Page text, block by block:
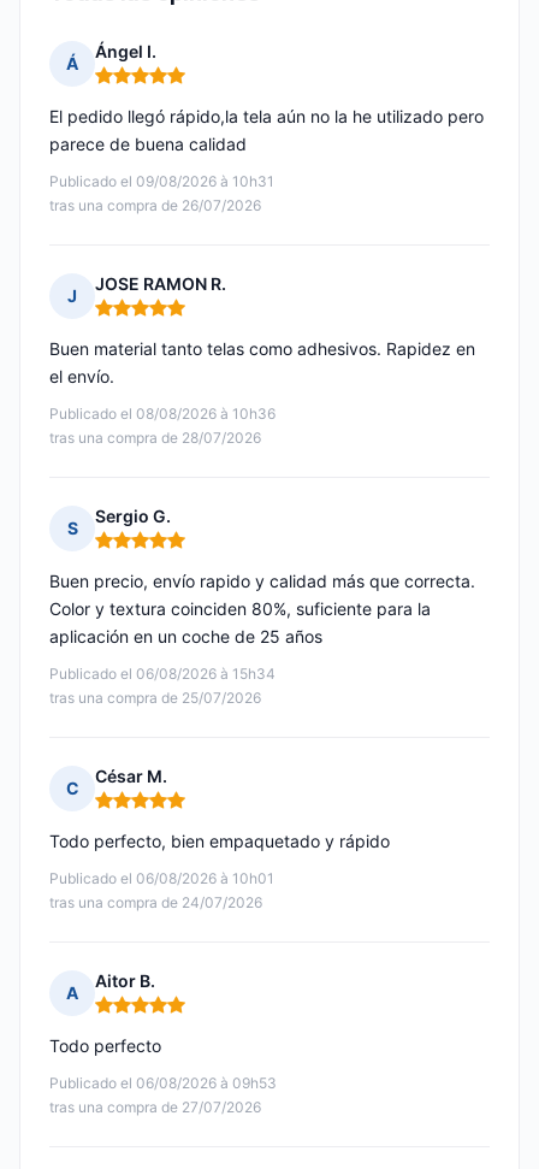
Á
Ángel I.
Nota: 5 de 5
Publicado el 09/08/2026 à 10h31
tras una compra de 26/07/2026
El pedido llegó rápido,la tela aún no la he utilizado pero
parece de buena calidad
J
JOSE RAMON R.
Nota: 5 de 5
Publicado el 08/08/2026 à 10h36
tras una compra de 28/07/2026
Buen material tanto telas como adhesivos. Rapidez en
el envío.
S
Sergio G.
Nota: 5 de 5
Publicado el 06/08/2026 à 15h34
tras una compra de 25/07/2026
Buen precio, envío rapido y calidad más que correcta.
Color y textura coinciden 80%, suficiente para la
aplicación en un coche de 25 años
C
César M.
Nota: 5 de 5
Publicado el 06/08/2026 à 10h01
tras una compra de 24/07/2026
Todo perfecto, bien empaquetado y rápido
A
Aitor B.
Nota: 5 de 5
Publicado el 06/08/2026 à 09h53
tras una compra de 27/07/2026
Todo perfecto